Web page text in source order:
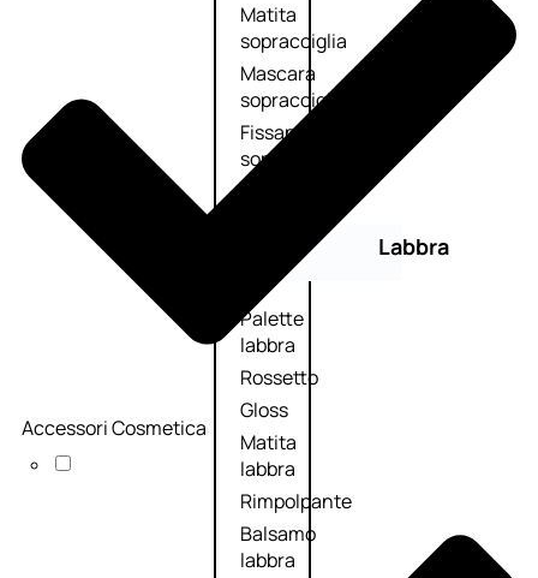
Matita
sopracciglia
Mascara
sopracciglia
Fissante
sopracciglia
Labbra
Palette
labbra
Rossetto
Gloss
Matita
labbra
Rimpolpante
Balsamo
labbra
Accessori Cosmetica